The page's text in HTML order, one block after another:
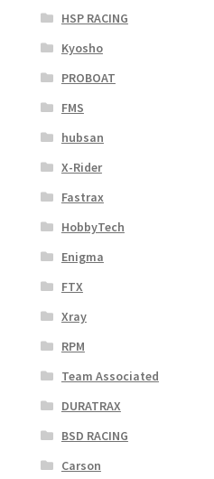
HSP RACING
Kyosho
PROBOAT
FMS
hubsan
X-Rider
Fastrax
HobbyTech
Enigma
FTX
Xray
RPM
Team Associated
DURATRAX
BSD RACING
Carson